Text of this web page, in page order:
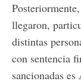
llegaron,
distintas
con sentencia
sancionadas